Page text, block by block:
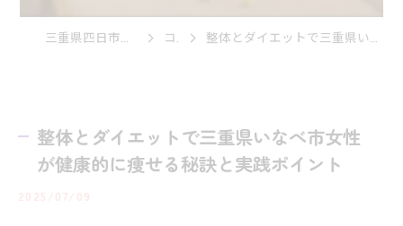
三重県四日市市の整体なら美姿勢スター コラム 整体とダイエットで三重県いなべ市女性が健康的に痩せる秘訣と実践ポイント
整体とダイエットで三重県いなべ市女性
が健康的に痩せる秘訣と実践ポイント
2025/07/09